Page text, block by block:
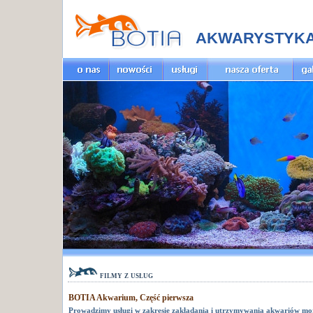
filmy z usług
BOTIA Akwarium, Część pierwsza
Prowadzimy usługi w zakresie zakładania i utrzymywania akwariów